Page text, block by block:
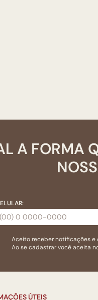
A FORMA
Aceito receber notificações e
Ao se cadastrar você aceita
ÚTEIS